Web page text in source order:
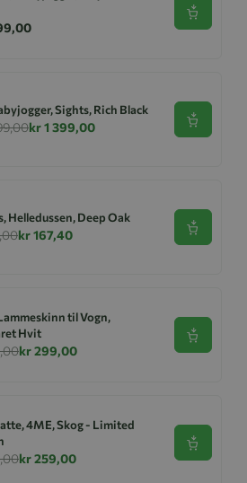
Se
Sights, Rich Black
kr 1 399,00 Se
Helledussen, Deep Oak
kr 167,40 Se
til Vogn,
Hvit
kr 299,00
Se
4ME, Skog - Limited
kr 259,00
Se